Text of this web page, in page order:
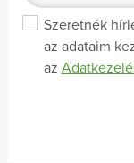
Szeretnék
az adataim
az